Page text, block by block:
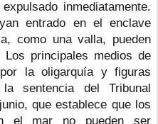
inmediatamente.
entrado en el enclave
como una valla, pueden
principales medios de
la oligarquía y figuras
sentencia del Tribunal
que establece que los
el mar no pueden ser